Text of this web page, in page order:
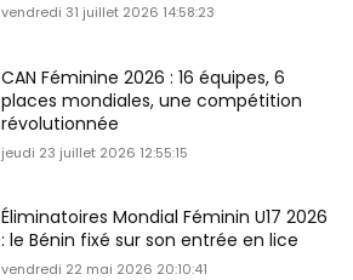
vendredi 31 juillet 2026 14:58:23
CAN Féminine 2026 : 16 équipes, 6
places mondiales, une compétition
révolutionnée
jeudi 23 juillet 2026 12:55:15
Éliminatoires Mondial Féminin U17 2026
: le Bénin fixé sur son entrée en lice
vendredi 22 mai 2026 20:10:41